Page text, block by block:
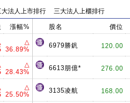
大法人上市排行 三大法人上櫃排行
漲幅%
△
36.89%
△
28.43%
△
25.50%
股名 價位
6979勝釩 120.00
6613朋億* 276.00
3135凌航 168.00